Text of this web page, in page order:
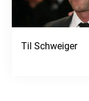
Til Schweiger